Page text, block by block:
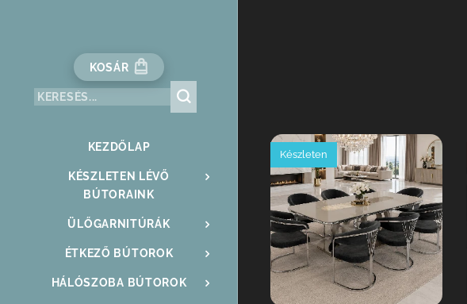
KOSÁR
KEZDŐLAP
KÉSZLETEN LÉVŐ
BÚTORAINK
ÜLŐGARNITÚRÁK
ÉTKEZŐ BÚTOROK
HÁLÓSZOBA BÚTOROK
Készleten